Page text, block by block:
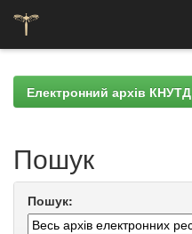
navigationЕлектронний архів КНУТД
Пошук
Пошук: